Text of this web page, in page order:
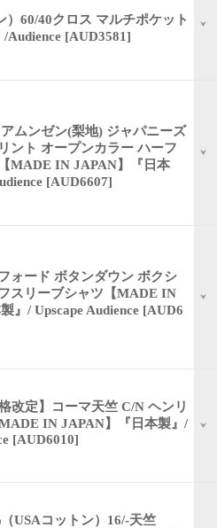
）60/40クロス マルチポケット
/Audience [AUD3581]
アムンゼン(梨地) ジャパニーズ
ント オープンカラー ハーフ
MADE IN JAPAN】『日本
[AUD6607]
ォード ボタンダウン ボクシ
スリーブシャツ【MADE IN
』/ Upscape Audience [AUD6
改定】コーマ天竺 C/N ヘンリ
IN JAPAN】『日本製』/
[AUD6010]
USAコットン）16/-天竺